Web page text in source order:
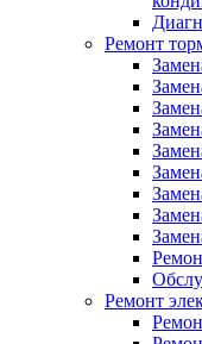
Ремонт
Ремонт